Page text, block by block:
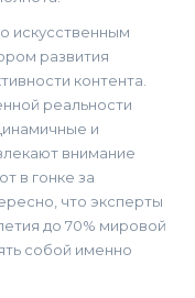
искусственным
развития
контента.
реальности
и
внимание
в гонке за
что эксперты
до 70% мировой
собой именно